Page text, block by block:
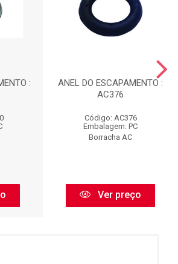
:
ANEL DO ESCAPAMENTO :
AC376
Código: AC376
Embalagem: PC
Borracha AC
Ver preço